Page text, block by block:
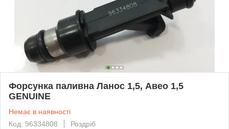
Форсунка паливна Ланос 1,5, Авео 1,5
GENUINE
Немає в наявності
Код: 96334808
Роздріб